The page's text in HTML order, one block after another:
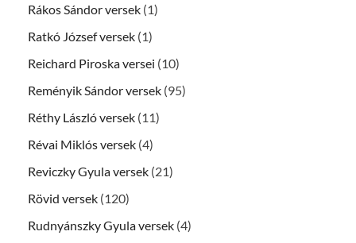
Rákos Sándor versek (1)
Ratkó József versek (1)
Reichard Piroska versei (10)
Reményik Sándor versek (95)
Réthy László versek (11)
Révai Miklós versek (4)
Reviczky Gyula versek (21)
Rövid versek (120)
Rudnyánszky Gyula versek (4)